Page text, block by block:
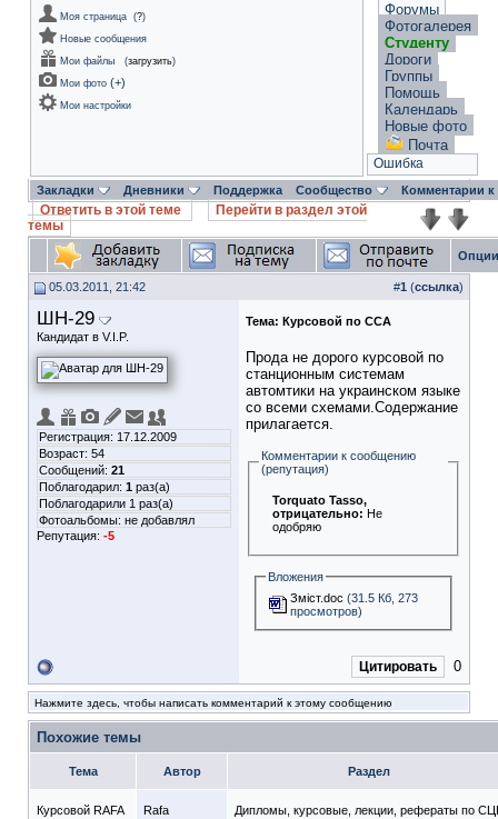
Моя страница (?)
Новые сообщения
Мои файлы
(загрузить)
Мои фото (+)
Мои настройки
Форумы
Фотогалерея
Студенту
Дороги
Группы
Помощь
Календарь
Новые фото
Почта
Ошибка
Закладки Дневники Поддержка Сообщество Комментарии
Ответить в этой теме
Перейти в раздел этой
темы
05.03.2011, 21:42 #1 (ссылка)
ШН-29
Кандидат в V.I.P.
Регистрация: 17.12.2009
Возраст: 54
Сообщений: 21
Поблагодарил: 1 раз(а)
Поблагодарили 1 раз(а)
Фотоальбомы: не добавлял
Репутация: -5
Тема: Курсовой по ССА
Прода не дорого курсовой по
станционным системам
автомтики на украинском языке
со всеми схемами.Содержание
прилагается.
Комментарии к сообщению
(репутация)
Torquato Tasso,
отрицательно:Не
одобряю
Вложения
Зміст.doc (31.5 Кб, 273
просмотров)
Цитировать 0
Нажмите здесь, чтобы написать комментарий к этому сообщению
Похожие темы
Тема Автор Раздел
Курсовой RAFA Rafa Дипломы, курсовые, лекции, рефераты по